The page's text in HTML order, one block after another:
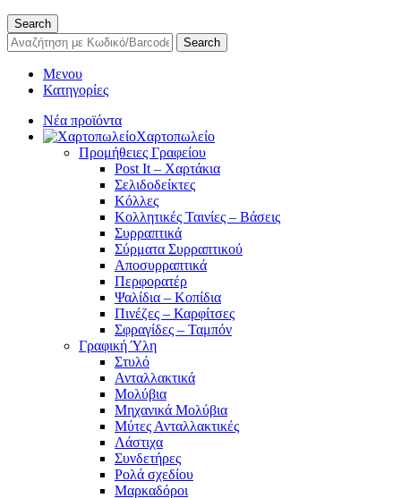
Search
Search
Μενου
Κατηγορίες
Νέα προϊόντα
Χαρτοπωλείο
Προμήθειες Γραφείου
Post It – Χαρτάκια
Σελιδοδείκτες
Κόλλες
Κολλητικές Ταινίες – Βάσεις
Συρραπτικά
Σύρματα Συρραπτικού
Αποσυρραπτικά
Περφορατέρ
Ψαλίδια – Κοπίδια
Πινέζες – Καρφίτσες
Σφραγίδες – Ταμπόν
Γραφική Ύλη
Στυλό
Ανταλλακτικά
Μολύβια
Μηχανικά Μολύβια
Μύτες Ανταλλακτικές
Λάστιχα
Συνδετήρες
Ρολά σχεδίου
Μαρκαδόροι